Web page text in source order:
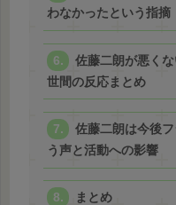
わなかったという指摘
佐藤二朗が悪く
世間の反応まとめ
佐藤二朗は今後
う声と活動への影響
まとめ